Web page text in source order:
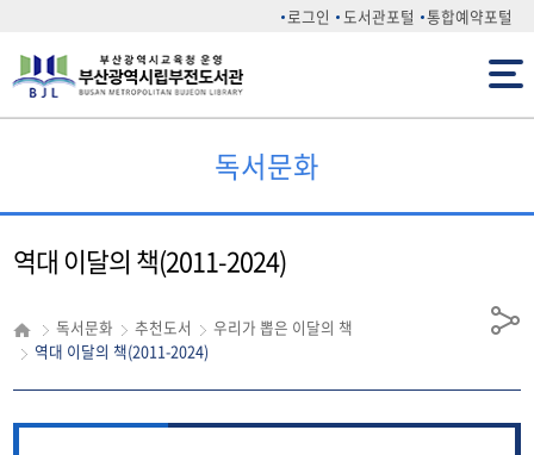
로그인 도서관포털 통합예약포털
전체메뉴
독서문화
역대 이달의 책(2011-2024)
독서문화 추천도서
우리가 뽑은 이달의 책
역대 이달의 책(2011-2024)
공